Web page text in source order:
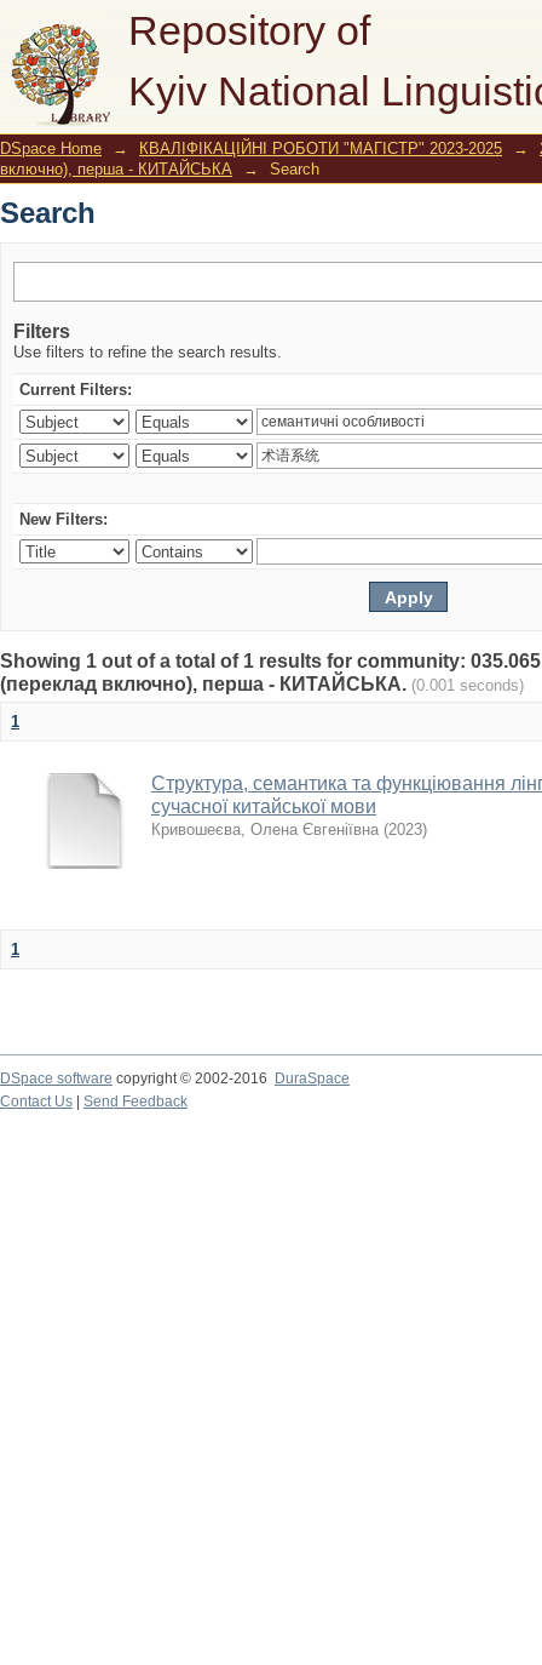
Repository of
Kyiv National
Search
DSpace Home → КВАЛІФІКАЦІЙНІ РОБОТИ "МАГІСТР" 2023-2025 →
включно), перша - КИТАЙСЬКА
→ Search
Search
Filters
Use filters to refine the search results.
Current Filters:
New Filters:
Showing 1 out of a total of 1 results for community: 035.065
(переклад включно), перша - КИТАЙСЬКА. (0.001 seconds)
1
Структура, семантика та функціювання
сучасної китайської мови
Кривошеєва, Олена Євгеніївна (2023)
1
DSpace software copyright © 2002-2016
DuraSpace
Contact Us
Send Feedback